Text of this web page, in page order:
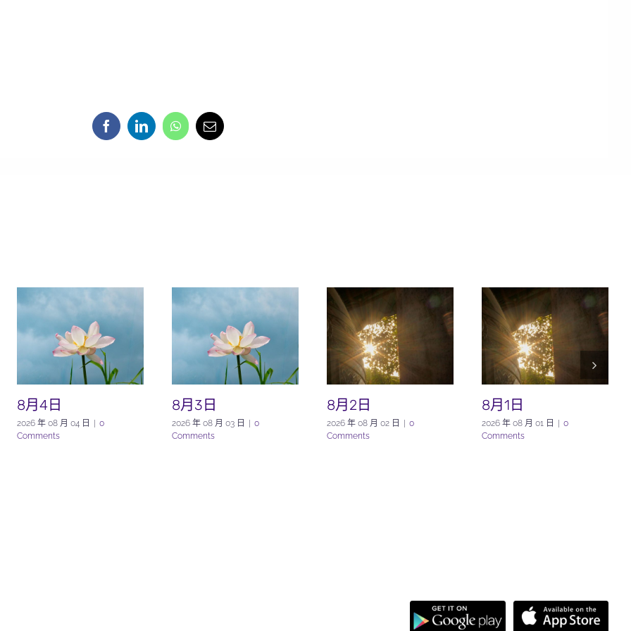
8月4日
2026 年 08 月 04 日
0
Comments
8月3日
2026 年 08 月 03 日
0
Comments
8月2日
2026 年 08 月 02 日
0
Comments
8月1日
2026 年 08 月 01 日
0
Comments